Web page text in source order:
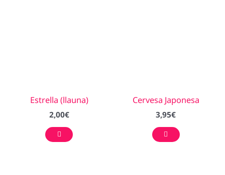
Estrella (llauna)
2,00€
Cervesa Japonesa
3,95€